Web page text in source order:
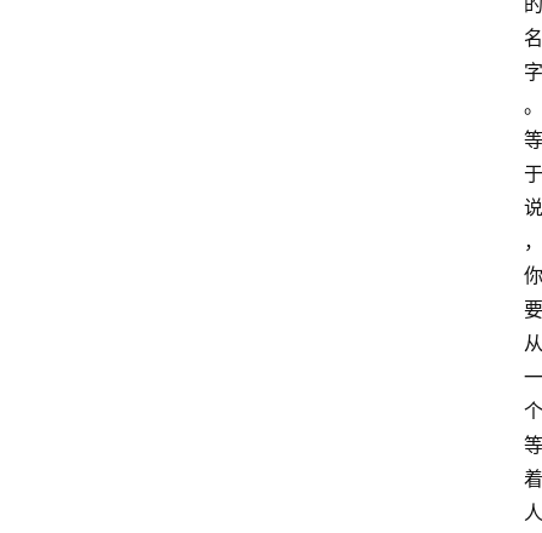
名
字
。
等
于
说
，
你
要
从
一
个
等
着
人